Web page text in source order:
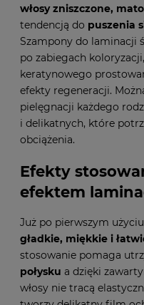
włosy zniszczone,
tendencją do puszenia
Szampony do laminacji
po zabiegach
keratynowego
efekty regeneracji.
pielęgnacji każdego
i delikatnych, które
obciążenia.
Efekty
efektem
Już po pierwszym
gładkie, miękkie i
stosowanie pomaga
połysku a dzięki
włosy nie tracą